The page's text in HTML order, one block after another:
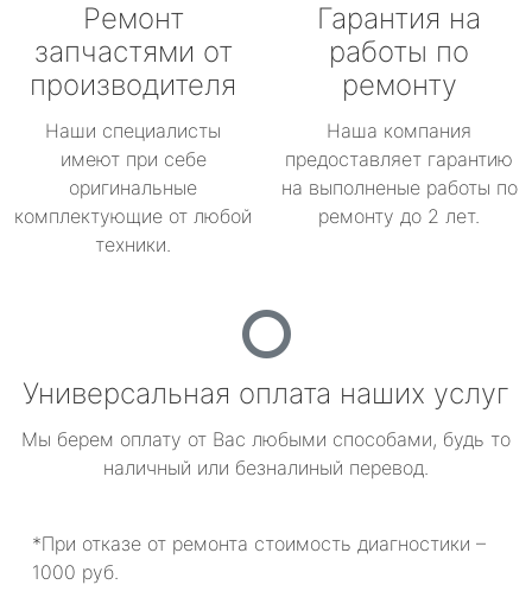
Ремонт
запчастями от
производителя
Наши специалисты
имеют при себе
оригинальные
комплектующие от любой
техники.
Гарантия на
работы по
ремонту
Наша компания
предоставляет гарантию
на выполненые работы по
ремонту до 2 лет.
Универсальная оплата наших услуг
Мы берем оплату от Вас любыми способами, будь то
наличный или безналиный перевод.
*При отказе от ремонта стоимость диагностики –
1000 руб.